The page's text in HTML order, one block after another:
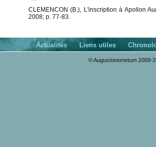
CLEMENCON (B.), L'inscription à Apollon
2008; p. 77-83.
Actualités Liens utiles
© Augustonemetum 2009-